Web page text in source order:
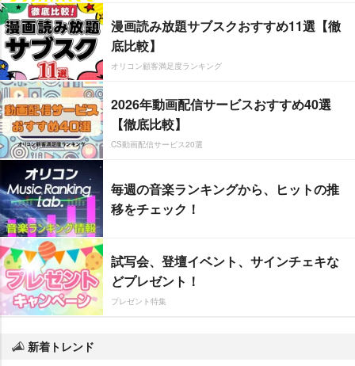
漫画読み放題サブスクおすすめ11選【徹
底比較】
オリコン顧客満足度ランキング
2026年動画配信サービスおすすめ40選
【徹底比較】
CS動画配信サービス20選
毎週の音楽ランキングから、ヒットの推
移をチェック！
試写会、登壇イベント、サインチェキな
どプレゼント！
プレゼント特集
新着トレンド